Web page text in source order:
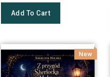
Add To Cart
New